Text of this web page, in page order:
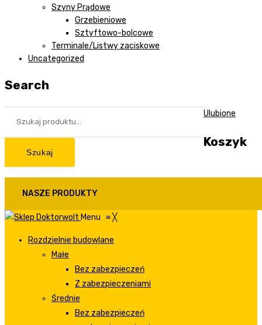
Szyny Prądowe
Grzebieniowe
Sztyftowo-bolcowe
Terminale/Listwy zaciskowe
Uncategorized
Search
Szukaj
Ulubione
Koszyk
NASZE PRODUKTY
Menu ≡╳
Rozdzielnie budowlane
Małe
Bez zabezpieczeń
Z zabezpieczeniami
Średnie
Bez zabezpieczeń